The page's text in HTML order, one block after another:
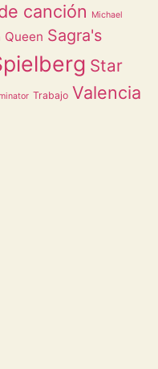
canción Michael
Queen Sagra's
Star
Trabajo Valencia